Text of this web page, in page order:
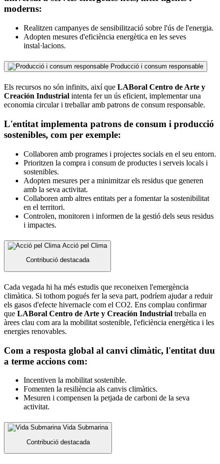
moderns:
Realitzen campanyes de sensibilització sobre l'ús de l'energia.
Adopten mesures d'eficiència energètica en les seves
instal·lacions.
Producció i consum responsable
Els recursos no són infinits, així que LABoral Centro de Arte y
Creación Industrial intenta fer un ús eficient, implementar una
economia circular i treballar amb patrons de consum responsable.
L'entitat implementa patrons de consum i producció
sostenibles, com per exemple:
Collaboren amb programes i projectes socials en el seu entorn.
Prioritzen la compra i consum de productes i serveis locals i
sostenibles.
Adopten mesures per a minimitzar els residus que generen
amb la seva activitat.
Collaboren amb altres entitats per a fomentar la sostenibilitat
en el territori.
Controlen, monitoren i informen de la gestió dels seus residus
i impactes.
Acció pel Clima
Contribució destacada
Cada vegada hi ha més estudis que reconeixen l'emergència
climàtica. Si tothom pogués fer la seva part, podríem ajudar a reduir
els gasos d'efecte hivernacle com el CO2. Ens complau confirmar
que LABoral Centro de Arte y Creación Industrial treballa en
àrees clau com ara la mobilitat sostenible, l'eficiència energètica i les
energies renovables.
Com a resposta global al canvi climàtic, l'entitat duu
a terme accions com:
Incentiven la mobilitat sostenible.
Fomenten la resiliència als canvis climàtics.
Mesuren i compensen la petjada de carboni de la seva
activitat.
Vida Submarina
Contribució destacada